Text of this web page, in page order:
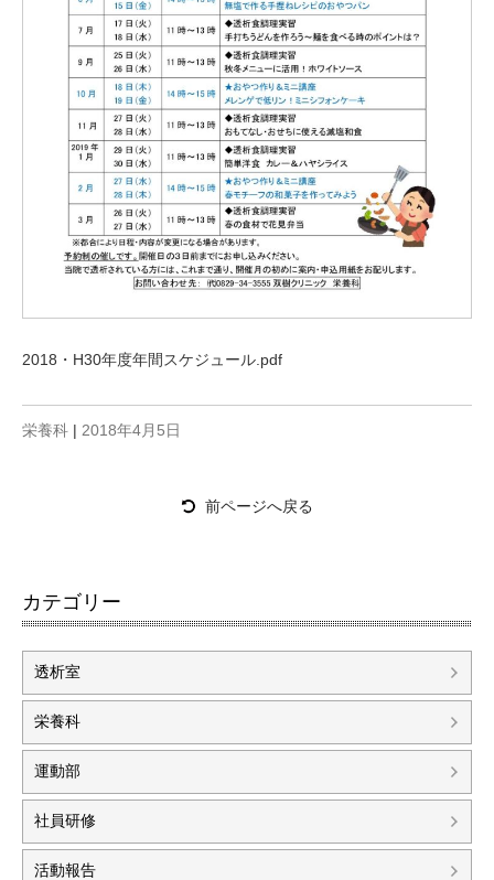
2018・H30年度年間スケジュール.pdf
栄養科 | 2018年4月5日
前ページへ戻る
カテゴリー
透析室
栄養科
運動部
社員研修
活動報告